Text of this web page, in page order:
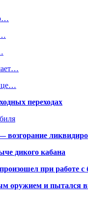
переходах
дикого кабана
при работе с
оружием и пытался